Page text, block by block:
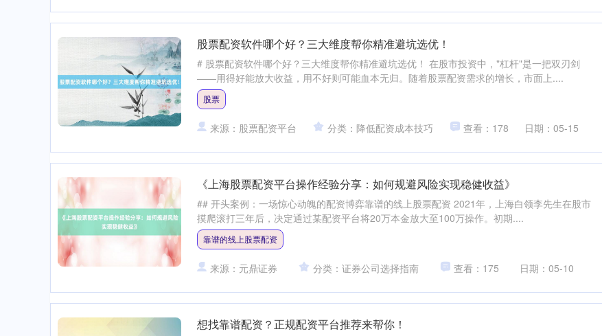
股票配资软件哪个好？三大维度帮你精准避坑选优！
# 股票配资软件哪个好？三大维度帮你精准避坑选优！ 在股市投资中，"杠杆"是一把双刃剑
——用得好能放大收益，用不好则可能血本无归。随着股票配资需求的增长，市面上....
股票
来源：股票配资平台 分类：降低配资成本技巧 查看：178 日期：05-15
《上海股票配资平台操作经验分享：如何规避风险实现稳健收益》
## 开头案例：一场惊心动魄的配资博弈靠谱的线上股票配资 2021年，上海白领李先生在股市
摸爬滚打三年后，决定通过某配资平台将20万本金放大至100万操作。初期....
靠谱的线上股票配资
来源：元鼎证券 分类：证券公司选择指南 查看：175 日期：05-10
想找靠谱配资？正规配资平台推荐来帮你！